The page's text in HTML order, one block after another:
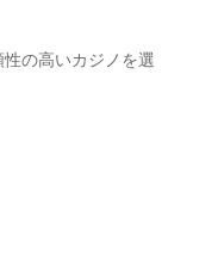
の高いカジノを選